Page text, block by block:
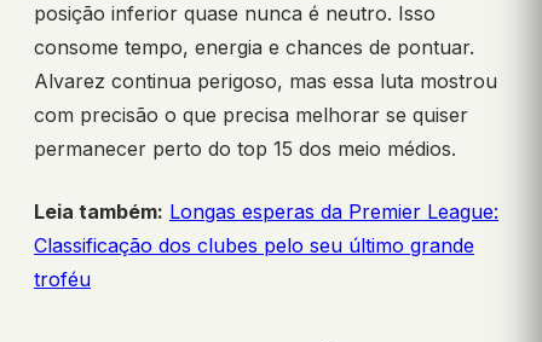
posição inferior quase nunca é neutro. Isso
consome tempo, energia e chances de pontuar.
Alvarez continua perigoso, mas essa luta mostrou
com precisão o que precisa melhorar se quiser
permanecer perto do top 15 dos meio médios.
Leia também: Longas esperas da Premier League:
Classificação dos clubes pelo seu último grande
troféu